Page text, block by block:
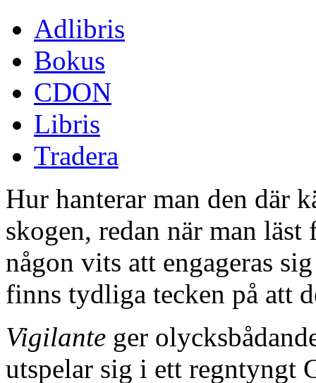
Adlibris
Bokus
CDON
Libris
Tradera
Hur hanterar man den där
skogen, redan när man
någon vits att engageras
finns tydliga tecken på att
Vigilante ger
utspelar sig i ett regntyngt